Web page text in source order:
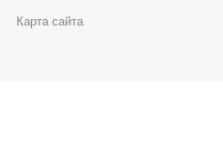
Карта сайта